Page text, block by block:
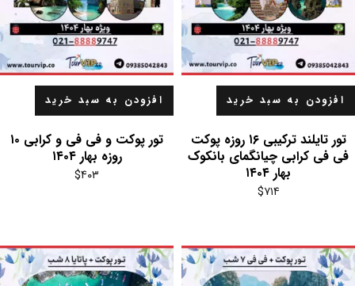
افزودن به سبد خرید
تور تایلند ترکیبی ۱۶ روزه پوکت
فی فی کرابی چیانگمای بانکوک
بهار ۱۴۰۴
$۷۱۴
افزودن به سبد خرید
تور پوکت و فی فی و کرابی ۱۰
روزه بهار ۱۴۰۴
$۴۰۳